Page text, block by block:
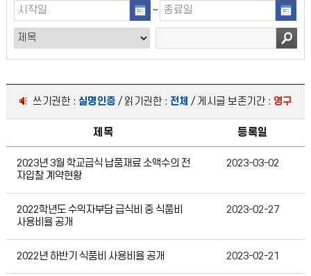
~
쓰기권한 : 실명인증 / 읽기권한 : 전체 / 게시글 보존기간 : 영구
제목 등록일
2023년 3월 학교급식 납품재료 소액수의 전
자입찰 계약현황
2023-03-02
2022학년도 수익자부담 급식비 중 식품비
사용비율 공개
2023-02-27
2022년 하반기 식품비 사용비율 공개 2023-02-21